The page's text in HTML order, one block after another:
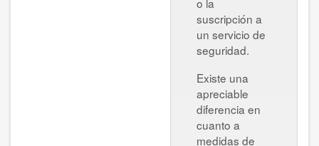
suscripción a
un servicio de
seguridad.
Existe una
apreciable
diferencia en
cuanto a
medidas de